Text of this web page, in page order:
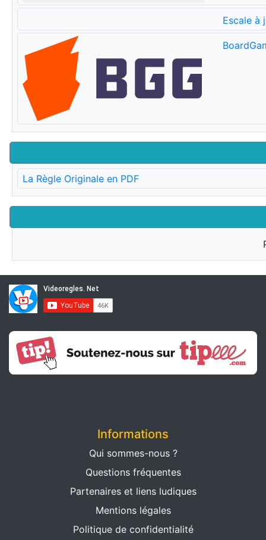
Escale à
La Règle Originale en PDF
Informations
Qui sommes-nous ?
Questions fréquentes
Partenaires et liens ludiques
Mentions légales
Politique de confidentialité